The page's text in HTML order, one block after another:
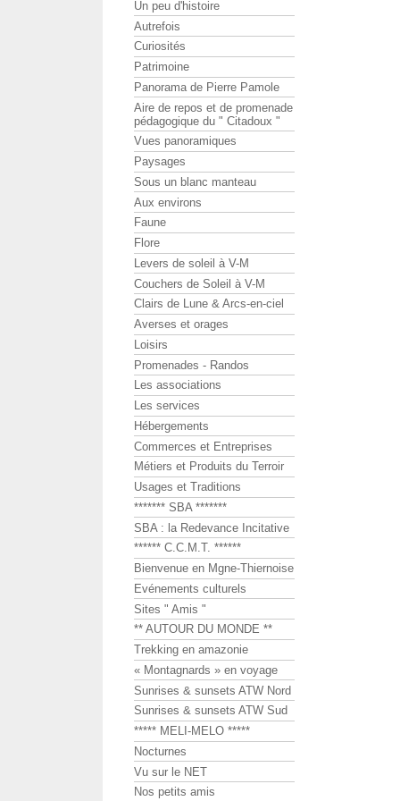
Un peu d'histoire
Autrefois
Curiosités
Patrimoine
Panorama de Pierre Pamole
Aire de repos et de promenade
pédagogique du " Citadoux "
Vues panoramiques
Paysages
Sous un blanc manteau
Aux environs
Faune
Flore
Levers de soleil à V-M
Couchers de Soleil à V-M
Clairs de Lune & Arcs-en-ciel
Averses et orages
Loisirs
Promenades - Randos
Les associations
Les services
Hébergements
Commerces et Entreprises
Métiers et Produits du Terroir
Usages et Traditions
******* SBA *******
SBA : la Redevance Incitative
****** C.C.M.T. ******
Bienvenue en Mgne-Thiernoise
Evénements culturels
Sites " Amis "
** AUTOUR DU MONDE **
Trekking en amazonie
« Montagnards » en voyage
Sunrises & sunsets ATW Nord
Sunrises & sunsets ATW Sud
***** MELI-MELO *****
Nocturnes
Vu sur le NET
Nos petits amis